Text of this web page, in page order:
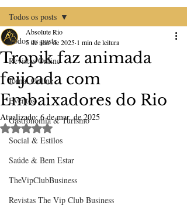
Todos os posts
Revistas Online
Jornal Online
Eventos
Gastronomia & Turismo
Social & Estilos
Saúde & Bem Estar
TheVipClubBusiness
Revistas The Vip Club Business
Todos os posts
Tropik faz animada
feijoada com
Embaixadores do Rio
Absolute Rio
5 de mar. de 2025 1 min de leitura
Atualizado: 6 de mar. de 2025
Avaliado com NaN de 5 estrelas.